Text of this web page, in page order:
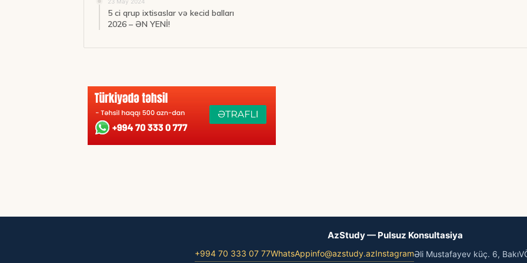
5 ci qrup ixtisaslar və kecid balları
2026 – ƏN YENİ!
AzStudy — Pulsuz Konsultasiya
+994 70 333 07 77WhatsAppinfo@azstudy.azInstagramƏli Mustafayev küç. 6, Bakı